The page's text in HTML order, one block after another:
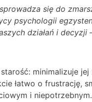
się do
psychologii
działań i decyzji
minimalizuje jej
łatwo o frustrację,
i niepotrzebnym.